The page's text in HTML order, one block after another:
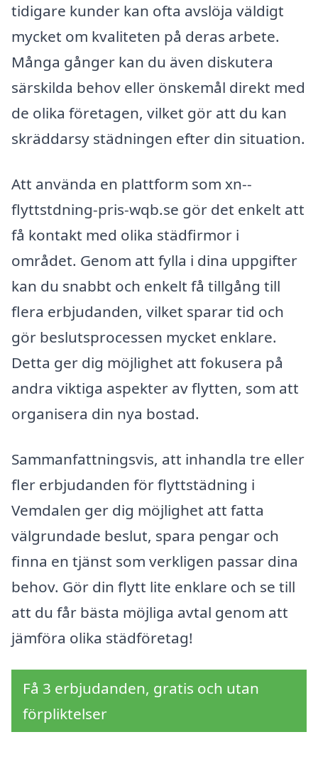
tidigare kunder kan ofta avslöja väldigt
mycket om kvaliteten på deras arbete.
Många gånger kan du även diskutera
särskilda behov eller önskemål direkt med
de olika företagen, vilket gör att du kan
skräddarsy städningen efter din situation.
Att använda en plattform som xn--
flyttstdning-pris-wqb.se gör det enkelt att
få kontakt med olika städfirmor i
området. Genom att fylla i dina uppgifter
kan du snabbt och enkelt få tillgång till
flera erbjudanden, vilket sparar tid och
gör beslutsprocessen mycket enklare.
Detta ger dig möjlighet att fokusera på
andra viktiga aspekter av flytten, som att
organisera din nya bostad.
Sammanfattningsvis, att inhandla tre eller
fler erbjudanden för flyttstädning i
Vemdalen ger dig möjlighet att fatta
välgrundade beslut, spara pengar och
finna en tjänst som verkligen passar dina
behov. Gör din flytt lite enklare och se till
att du får bästa möjliga avtal genom att
jämföra olika städföretag!
Få 3 erbjudanden, gratis och utan
förpliktelser